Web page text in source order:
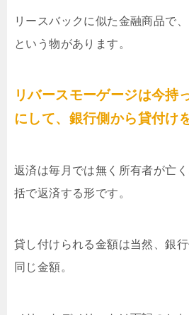
リースバックに似た金融商品で
という物があります。
リバースモーゲージは今持
にして、銀行側から貸付け
返済は毎月では無く所有者が亡
括で返済する形です。
貸し付けられる金額は当然、銀
同じ金額。